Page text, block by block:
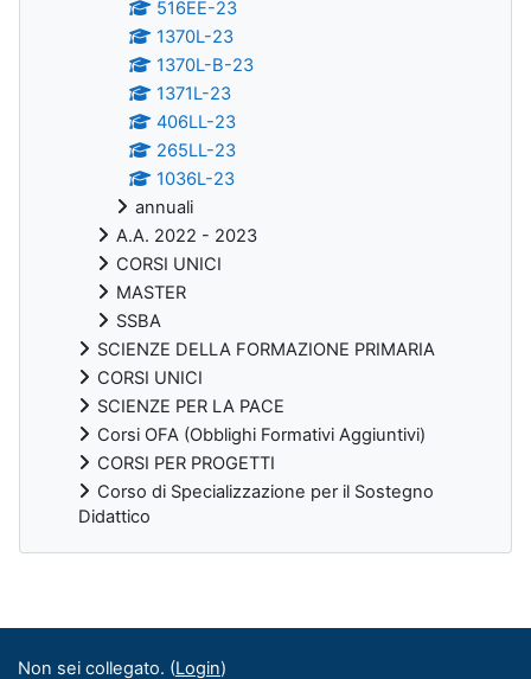
516EE-23
1370L-23
1370L-B-23
1371L-23
406LL-23
265LL-23
1036L-23
annuali
A.A. 2022 - 2023
CORSI UNICI
MASTER
SSBA
SCIENZE DELLA FORMAZIONE PRIMARIA
CORSI UNICI
SCIENZE PER LA PACE
Corsi OFA (Obblighi Formativi Aggiuntivi)
CORSI PER PROGETTI
Corso di Specializzazione per il Sostegno
Didattico
Non sei collegato. (Login)